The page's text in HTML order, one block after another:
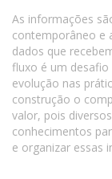
As informações
contemporâneo e
dados que
fluxo é um desafio
evolução nas
construção o
valor, pois
conhecimentos
e organizar essas